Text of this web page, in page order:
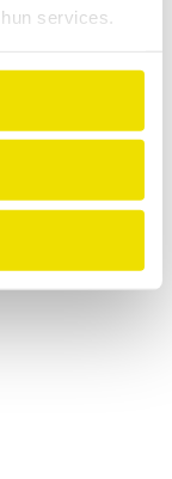
services.